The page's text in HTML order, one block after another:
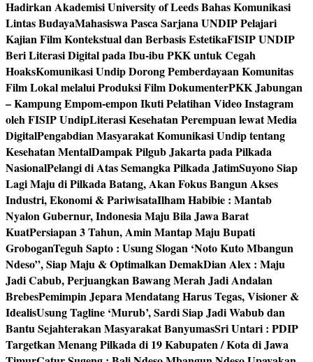
Hadirkan Akademisi University of Leeds Bahas Komunikasi
Lintas BudayaMahasiswa Pasca Sarjana UNDIP Pelajari
Kajian Film Kontekstual dan Berbasis EstetikaFISIP UNDIP
Beri Literasi Digital pada Ibu-ibu PKK untuk Cegah
HoaksKomunikasi Undip Dorong Pemberdayaan Komunitas
Film Lokal melalui Produksi Film DokumenterPKK Jabungan
– Kampung Empom-empon Ikuti Pelatihan Video Instagram
oleh FISIP UndipLiterasi Kesehatan Perempuan lewat Media
DigitalPengabdian Masyarakat Komunikasi Undip tentang
Kesehatan MentalDampak Pilgub Jakarta pada Pilkada
NasionalPelangi di Atas Semangka Pilkada JatimSuyono Siap
Lagi Maju di Pilkada Batang, Akan Fokus Bangun Akses
Industri, Ekonomi & PariwisataIlham Habibie : Mantab
Nyalon Gubernur, Indonesia Maju Bila Jawa Barat
KuatPersiapan 3 Tahun, Amin Mantap Maju Bupati
GroboganTeguh Sapto : Usung Slogan ‘Noto Kuto Mbangun
Ndeso”, Siap Maju & Optimalkan DemakDian Alex : Maju
Jadi Cabub, Perjuangkan Bawang Merah Jadi Andalan
BrebesPemimpin Jepara Mendatang Harus Tegas, Visioner &
IdealisUsung Tagline ‘Murub’, Sardi Siap Jadi Wabub dan
Bantu Sejahterakan Masyarakat BanyumasSri Untari : PDIP
Targetkan Menang Pilkada di 19 Kabupaten / Kota di Jawa